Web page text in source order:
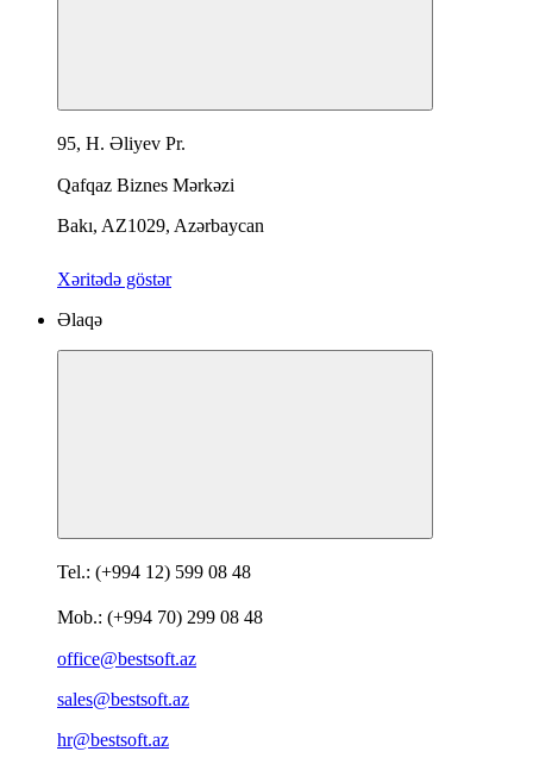
95, H. Əliyev Pr.
Qafqaz Biznes Mərkəzi
Bakı, AZ1029, Azərbaycan
Xəritədə göstər
Əlaqə
Tel.: (+994 12) 599 08 48
Mob.: (+994 70) 299 08 48
office@bestsoft.az
sales@bestsoft.az
hr@bestsoft.az